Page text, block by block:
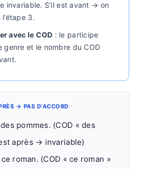
invariable. S’il est avant → on
3.
avec le COD : le participe
genre et le nombre du COD
→ PAS D’ACCORD
des pommes. (COD « des
après → invariable)
ce roman. (COD « ce roman »